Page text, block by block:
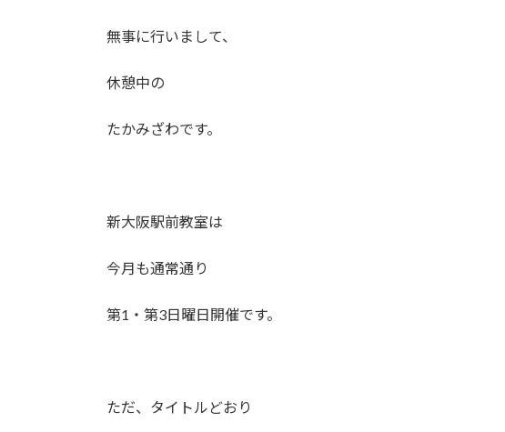
無事に行いまして、
休憩中の
たかみざわです。
新大阪駅前教室は
今月も通常通り
第1・第3日曜日開催です。
ただ、タイトルどおり